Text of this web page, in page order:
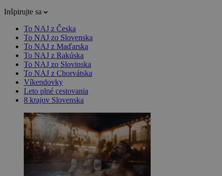
Inšpirujte sa
To NAJ z Česka
To NAJ zo Slovenska
To NAJ z Maďarska
To NAJ z Rakúska
To NAJ zo Slovinska
To NAJ z Chorvátska
Víkendovky
Leto plné cestovania
8 krajov Slovenska